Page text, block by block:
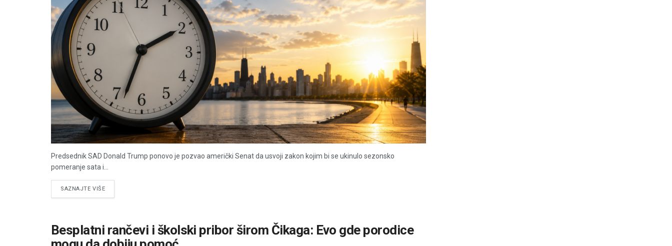
Predsednik SAD Donald Trump ponovo je pozvao američki Senat da usvoji zakon kojim bi se ukinulo sezonsko
pomeranje sata i...
SAZNAJTE VIŠEDETAILS
Besplatni rančevi i školski pribor širom Čikaga: Evo gde porodice